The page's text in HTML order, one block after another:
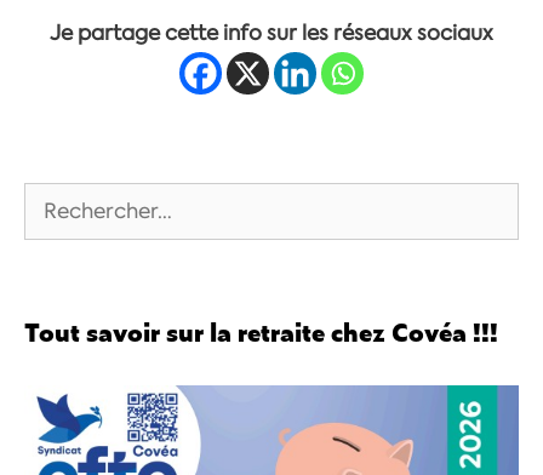
Je partage cette info sur les réseaux sociaux
Tout savoir sur la retraite chez Covéa !!!